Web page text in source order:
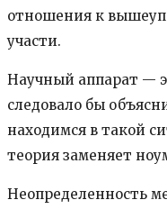
отношения к
участи.
Научный аппарат —
следовало бы
находимся в такой
теория заменяет
Неопределенность